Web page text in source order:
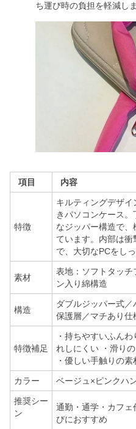
ち運び時の負担を軽減しま
項目 内容
特徴
キルティングデザ
きパソコンケース
なジッパー構造で、
ています。内部は
で、大切なPCをし
素材
表地：ソフトタッ
ン入り綿構造
構造
ダブルジッパー式
保護層／マチあり仕
特徴補足
・持ちやすいふん
れしにくい ・滑り
・優しい手触りの
カラー ベージュ×ピンクハ
推奨シー
ン
通勤・通学・カフェ
びにおすすめ